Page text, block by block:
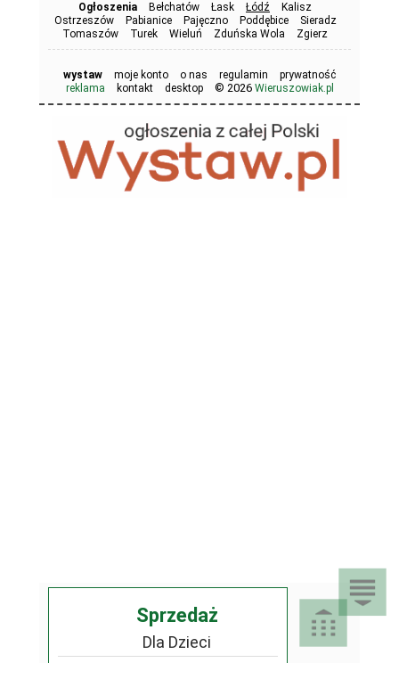
Ogłoszenia Bełchatów Łask Łódź
Kalisz
Ostrzeszów
Pabianice Pajęczno Poddębice
Sieradz
Tomaszów
Turek Wieluń Zduńska Wola Zgierz
wystaw moje konto o nas regulamin
prywatność
reklama
kontakt desktop © 2026 Wieruszowiak.pl
Sprzedaż
Dla Dzieci